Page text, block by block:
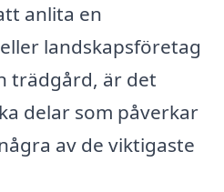
anlita en
landskapsföretag
trädgård, är det
delar som påverkar
av de viktigaste